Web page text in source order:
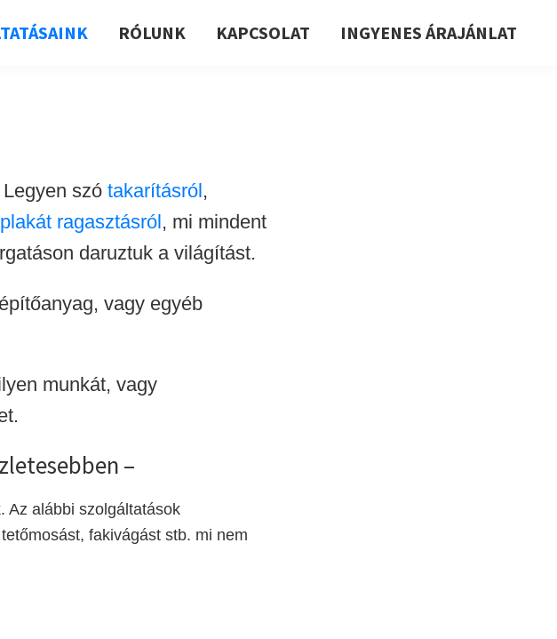
RÓLUNK KAPCSOLAT INGYENES ÁRAJÁNLAT
Legyen szó takarításról,
plakát ragasztásról, mi mindent
daruztuk a világítást.
vagy egyéb
munkát, vagy
–
Az alábbi szolgáltatások
fakivágást stb. mi nem